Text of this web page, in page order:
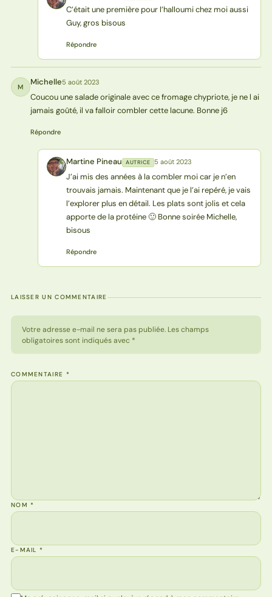
C’était une première pour l’halloumi chez moi aussi
Guy, gros bisous
Répondre
M Michelle5 août 2023
Coucou une salade originale avec ce fromage chypriote, je ne l ai
jamais goûté, il va falloir combler cette lacune. Bonne j6
Répondre
MP Martine Pineau AUTRICE 5 août 2023
J’ai mis des années à la combler moi car je n’en
trouvais jamais. Maintenant que je l’ai repéré, je vais
l’explorer plus en détail. Les plats sont jolis et cela
apporte de la protéine 🙂 Bonne soirée Michelle,
bisous
Répondre
LAISSER UN COMMENTAIRE
Votre adresse e-mail ne sera pas publiée. Les champs
obligatoires sont indiqués avec *
COMMENTAIRE *
NOM*
E-MAIL*